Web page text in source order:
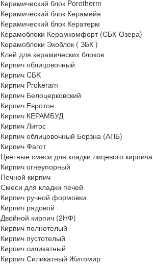
Керамический блок Porotherm
Керамический блок Керамейя
Керамический блок Кератерм
Керамоблоки Керамкомфорт (СБК-Озера)
Керамоблоки Экоблок ( ЗБК )
Клей для керамических блоков
Кирпич облицовочный
Кирпич CБK
Кирпич Prokeram
Кирпич Белоцерковский
Кирпич Евротон
Кирпич КЕРАМБУД
Кирпич Литос
Кирпич облицовочный Борзна (АПБ)
Кирпич Фагот
Цветные смеси для кладки лицевого кирпича
Кирпич огнеупорный
Печной кирпич
Смеси для кладки печей
Кирпич ручной формовки
Кирпич рядовой
Двойной кирпич (2НФ)
Кирпич полнотелый
Кирпич пустотелый
Кирпич силикатный
Кирпич Силикатный Житомир